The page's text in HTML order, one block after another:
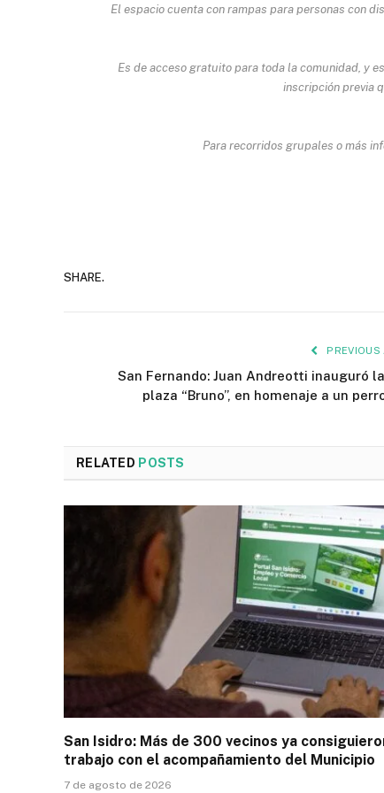
El espacio cuenta con rampas para personas con
Es de acceso gratuito para toda la comunidad, y
inscripción previa
Para recorridos grupales o más
SHARE.
PREVIOUS
San Fernando: Juan Andreotti inauguró
plaza “Bruno”, en homenaje a un
RELATED POSTS
San Isidro: Más de 300 vecinos ya
trabajo con el acompañamiento del Municipio
7 de agosto de 2026